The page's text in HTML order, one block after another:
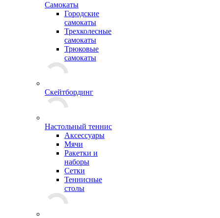
Самокаты
Городские
самокаты
Трехколесные
самокаты
Трюковые
самокаты
Скейтбординг
Настольный теннис
Аксессуары
Мячи
Ракетки и
наборы
Сетки
Теннисные
столы